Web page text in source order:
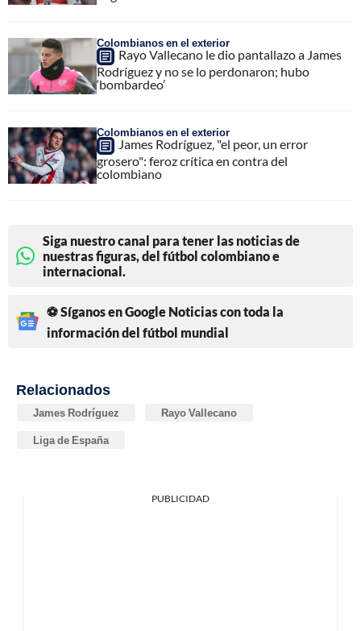
Colombianos en el exterior
Rayo Vallecano le dio pantallazo a James
Rodríguez y no se lo perdonaron; hubo
‘bombardeo’
Colombianos en el exterior
James Rodríguez, "el peor, un error
grosero": feroz crítica en contra del
colombiano
Siga nuestro canal para tener las noticias de
nuestras figuras, del fútbol colombiano e
internacional.
⚽ Síganos en Google Noticias con toda la
información del fútbol mundial
Relacionados
James Rodríguez Rayo Vallecano
Liga de España
PUBLICIDAD